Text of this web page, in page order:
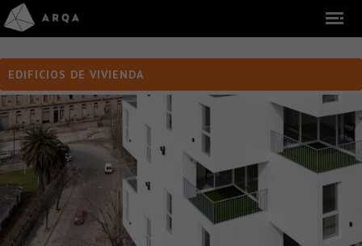
EDIFICIOS DE VIVIENDA